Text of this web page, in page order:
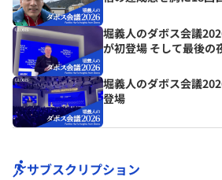
堀義人のダボス会議
が初登場 そして最後の
堀義人のダボス会議
登場
サブスクリプション